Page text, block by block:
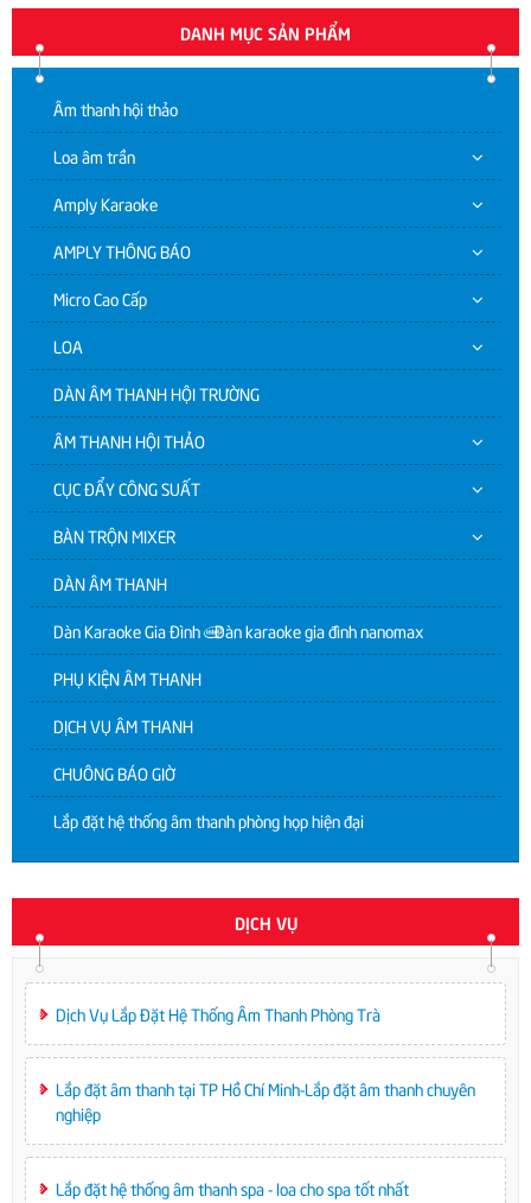
DANH MỤC SẢN PHẨM
Âm thanh hội thảo
Loa âm trần
Amply Karaoke
AMPLY THÔNG BÁO
Micro Cao Cấp
LOA
DÀN ÂM THANH HỘI TRƯỜNG
ÂM THANH HỘI THẢO
CỤC ĐẨY CÔNG SUẤT
BÀN TRỘN MIXER
DÀN ÂM THANH
Dàn Karaoke Gia Đình | Dàn karaoke gia đình nanomax
PHỤ KIỆN ÂM THANH
DỊCH VỤ ÂM THANH
CHUÔNG BÁO GIỜ
Lắp đặt hệ thống âm thanh phòng họp hiện đại
DỊCH VỤ
Dịch Vụ Lắp Đặt Hệ Thống Âm Thanh Phòng Trà
Lắp đặt âm thanh tại TP Hồ Chí Minh-Lắp đặt âm thanh chuyên
nghiệp
Lắp đặt hệ thống âm thanh spa - loa cho spa tốt nhất